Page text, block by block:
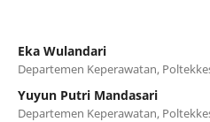
Eka Wulandari
Departemen Keperawatan,
Yuyun Putri Mandasari
Departemen Keperawatan,